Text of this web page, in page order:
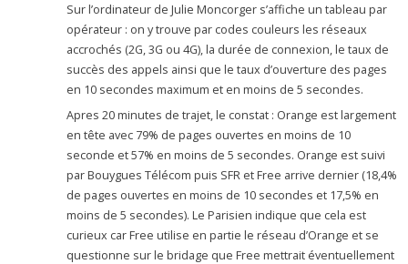
Sur l’ordinateur de Julie Moncorger s’affiche un tableau par
opérateur : on y trouve par codes couleurs les réseaux
accrochés (2G, 3G ou 4G), la durée de connexion, le taux de
succès des appels ainsi que le taux d’ouverture des pages
en 10 secondes maximum et en moins de 5 secondes.
Apres 20 minutes de trajet, le constat : Orange est largement
en tête avec 79% de pages ouvertes en moins de 10
seconde et 57% en moins de 5 secondes. Orange est suivi
par Bouygues Télécom puis SFR et Free arrive dernier (18,4%
de pages ouvertes en moins de 10 secondes et 17,5% en
moins de 5 secondes). Le Parisien indique que cela est
curieux car Free utilise en partie le réseau d’Orange et se
questionne sur le bridage que Free mettrait éventuellement